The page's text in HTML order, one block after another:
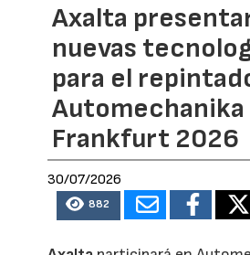
Axalta
nuevas
para el
Automechanika
Frankfurt 2026
30/07/2026
882